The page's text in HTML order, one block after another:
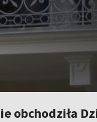
obchodziła